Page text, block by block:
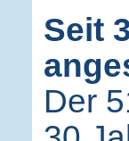
Seit
Der